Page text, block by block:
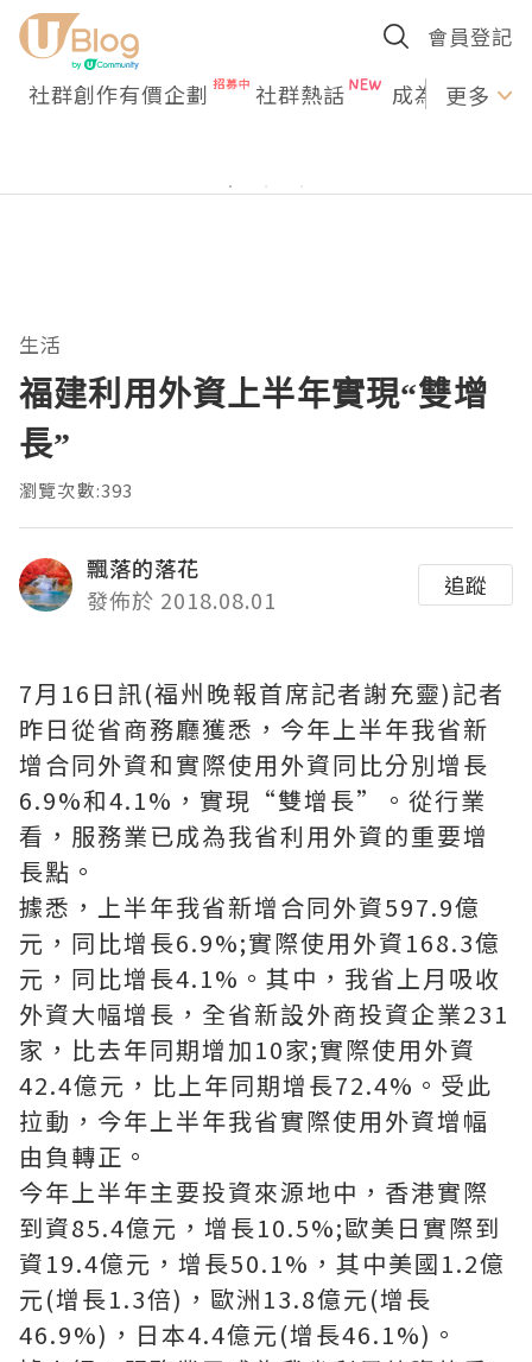
會員登記
社群創作有價企劃 社群熱話 成為U更多
生活
福建利用外資上半年實現“雙增
長”
瀏覽次數:393
飄落的落花
發佈於 2018.08.01
追蹤
7月16日訊(福州晚報首席記者謝充靈)記者
昨日從省商務廳獲悉，今年上半年我省新
增合同外資和實際使用外資同比分別增長
6.9%和4.1%，實現“雙增長”。從行業
看，服務業已成為我省利用外資的重要增
長點。
據悉，上半年我省新增合同外資597.9億
元，同比增長6.9%;實際使用外資168.3億
元，同比增長4.1%。其中，我省上月吸收
外資大幅增長，全省新設外商投資企業231
家，比去年同期增加10家;實際使用外資
42.4億元，比上年同期增長72.4%。受此
拉動，今年上半年我省實際使用外資增幅
由負轉正。
今年上半年主要投資來源地中，香港實際
到資85.4億元，增長10.5%;歐美日實際到
資19.4億元，增長50.1%，其中美國1.2億
元(增長1.3倍)，歐洲13.8億元(增長
46.9%)，日本4.4億元(增長46.1%)。